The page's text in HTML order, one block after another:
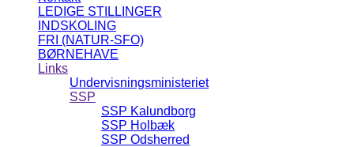
LEDIGE STILLINGER
INDSKOLING
FRI (NATUR-SFO)
BØRNEHAVE
Links
Undervisningsministeriet
SSP
SSP Kalundborg
SSP Holbæk
SSP Odsherred